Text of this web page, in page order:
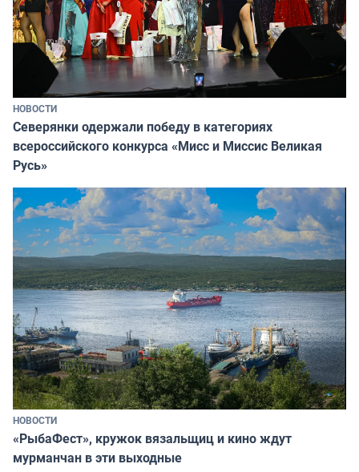
НОВОСТИ
Северянки одержали победу в категориях
всероссийского конкурса «Мисс и Миссис Великая
Русь»
НОВОСТИ
«РыбаФест», кружок вязальщиц и кино ждут
мурманчан в эти выходные